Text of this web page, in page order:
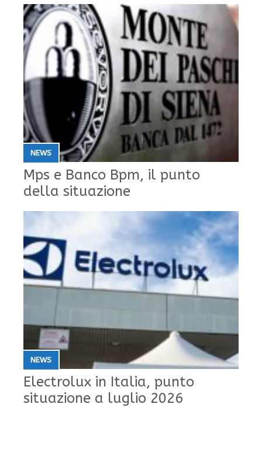
NEWS
Mps e Banco Bpm, il punto
della situazione
NEWS
Electrolux in Italia, punto
situazione a luglio 2026